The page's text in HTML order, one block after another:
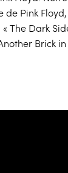
Pink
The Dark
Brick